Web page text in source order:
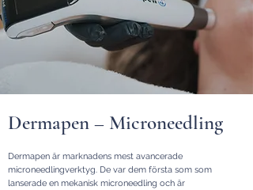
Dermapen – Microneedling
Dermapen är marknadens mest avancerade
microneedlingverktyg. De var dem första som som
lanserade en mekanisk microneedling och är